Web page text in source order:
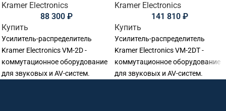
Kramer Electronics
88 300 ₽
Купить
Усилитель-распределитель
Kramer Electronics VM-2D -
коммутационное оборудование
для звуковых и AV-систем.
Kramer Electronics
141 810 ₽
Купить
Усилитель-распределитель
Kramer Electronics VM-2DT -
коммутационное оборудование
для звуковых и AV-систем.